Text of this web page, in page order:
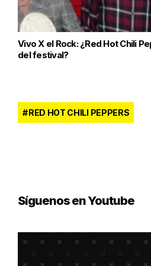
Vivo X el Rock: ¿Red Hot Chili
del festival?
RED HOT CHILI PEPPERS
Síguenos en Youtube